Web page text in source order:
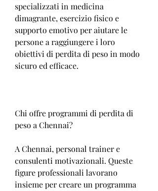
specializzati in medicina
dimagrante, esercizio fisico e
supporto emotivo per aiutare le
persone a raggiungere i loro
obiettivi di perdita di peso in modo
sicuro ed efficace.
Chi offre programmi di perdita di
peso a Chennai?
A Chennai, personal trainer e
consulenti motivazionali. Queste
figure professionali lavorano
insieme per creare un programma